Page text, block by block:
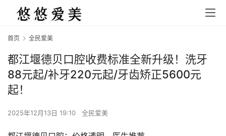
首页 全民爱美
都江堰德贝口腔收费标准全新升级！洗牙
88元起/补牙220元起/牙齿矫正5600元
起！
2025年12月13日 19:10 全民爱美